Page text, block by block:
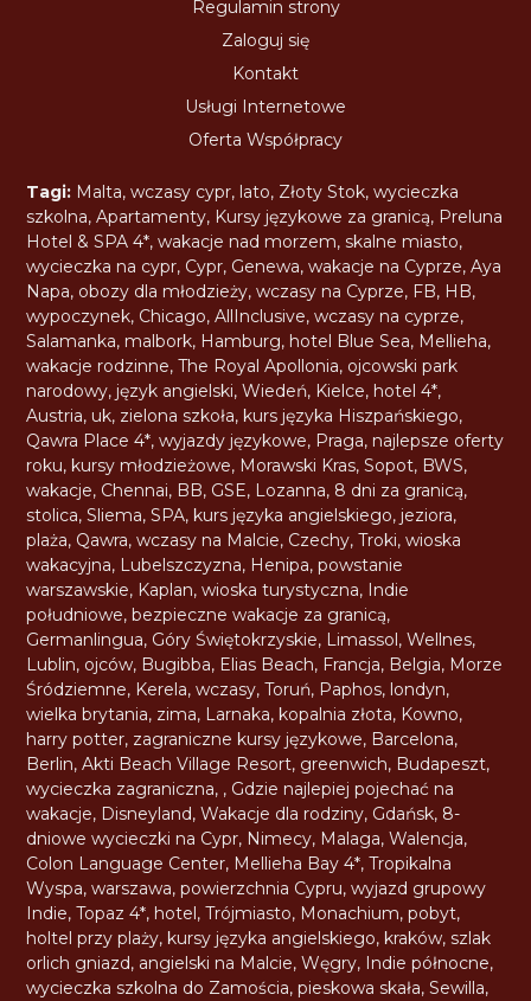
Regulamin strony
Zaloguj się
Kontakt
Usługi Internetowe
Oferta Współpracy
Tagi: Malta,wczasy cypr, lato, Złoty Stok,wycieczka
szkolna,Apartamenty, Kursy językowe za granicą, Preluna
Hotel & SPA 4*,wakacje nad morzem,skalne miasto,
wycieczka na cypr, Cypr, Genewa,wakacje na Cyprze,Aya
Napa, obozy dla młodzieży,wczasy na Cyprze, FB, HB,
wypoczynek, Chicago,AllInclusive,wczasy na cyprze,
Salamanka, malbork, Hamburg, hotel Blue Sea, Mellieha,
wakacje rodzinne,The Royal Apollonia, ojcowski park
narodowy, język angielski,Wiedeń, Kielce, hotel 4*,
Austria, uk, zielona szkoła, kurs języka Hiszpańskiego,
Qawra Place 4*,wyjazdy językowe, Praga, najlepsze oferty
roku, kursy młodzieżowe, Morawski Kras,Sopot, BWS,
wakacje, Chennai, BB, GSE, Lozanna, 8 dni za granicą,
stolica,Sliema,SPA, kurs języka angielskiego, jeziora,
plaża, Qawra,wczasy na Malcie, Czechy,Troki,wioska
wakacyjna, Lubelszczyzna, Henipa,powstanie
warszawskie, Kaplan,wioska turystyczna, Indie
południowe,bezpieczne wakacje za granicą,
Germanlingua, Góry Świętokrzyskie, Limassol,Wellnes,
Lublin, ojców, Bugibba, Elias Beach, Francja, Belgia, Morze
Śródziemne, Kerela,wczasy,Toruń, Paphos, londyn,
wielka brytania, zima, Larnaka, kopalnia złota, Kowno,
harry potter, zagraniczne kursy językowe, Barcelona,
Berlin,Akti Beach Village Resort, greenwich, Budapeszt,
wycieczka zagraniczna, , Gdzie najlepiej pojechać na
wakacje, Disneyland,Wakacje dla rodziny, Gdańsk, 8-
dniowe wycieczki na Cypr, Nimecy, Malaga,Walencja,
Colon Language Center, Mellieha Bay 4*,Tropikalna
Wyspa,warszawa,powierzchnia Cypru,wyjazd grupowy
Indie,Topaz 4*, hotel,Trójmiasto, Monachium,pobyt,
holtel przy plaży, kursy języka angielskiego, kraków,szlak
orlich gniazd, angielski na Malcie,Węgry, Indie północne,
wycieczka szkolna do Zamościa,pieskowa skała,Sewilla,